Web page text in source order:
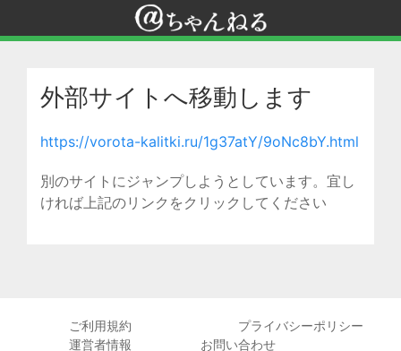
外部サイトへ移動します
https://vorota-kalitki.ru/1g37atY/9oNc8bY.html
別のサイトにジャンプしようとしています。宜し
ければ上記のリンクをクリックしてください
ご利用規約
プライバシーポリシー
運営者情報
お問い合わせ